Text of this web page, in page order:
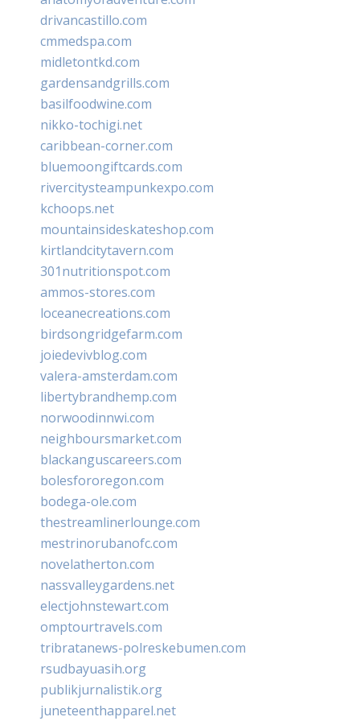
drivancastillo.com
cmmedspa.com
midletontkd.com
gardensandgrills.com
basilfoodwine.com
nikko-tochigi.net
caribbean-corner.com
bluemoongiftcards.com
rivercitysteampunkexpo.com
kchoops.net
mountainsideskateshop.com
kirtlandcitytavern.com
301nutritionspot.com
ammos-stores.com
loceanecreations.com
birdsongridgefarm.com
joiedevivblog.com
valera-amsterdam.com
libertybrandhemp.com
norwoodinnwi.com
neighboursmarket.com
blackanguscareers.com
bolesfororegon.com
bodega-ole.com
thestreamlinerlounge.com
mestrinorubanofc.com
novelatherton.com
nassvalleygardens.net
electjohnstewart.com
omptourtravels.com
tribratanews-polreskebumen.com
rsudbayuasih.org
publikjurnalistik.org
juneteenthapparel.net